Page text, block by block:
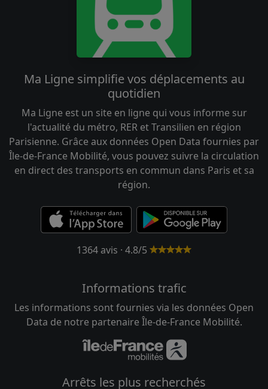
Ma Ligne simplifie vos déplacements au
quotidien
Ma Ligne est un site en ligne qui vous informe sur
l'actualité du métro, RER et Transilien en région
Parisienne. Grâce aux données Open Data fournies par
Île-de-France Mobilité, vous pouvez suivre la circulation
en direct des transports en commun dans Paris et sa
région.
1364 avis · 4.8/5
Informations trafic
Les informations sont fournies via les données Open
Data de notre partenaire Île-de-France Mobilité.
Arrêts les plus recherchés